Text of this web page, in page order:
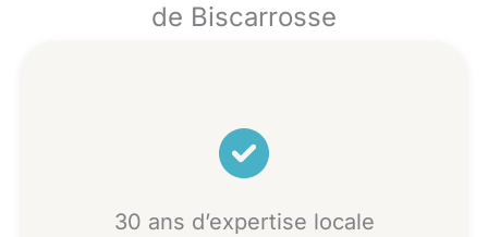
de Biscarrosse
30 ans d’expertise locale